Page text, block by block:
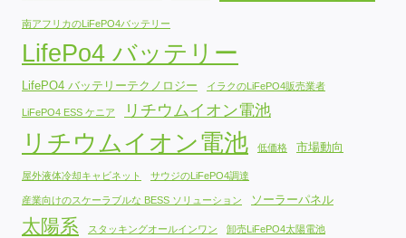
南アフリカのLiFePO4バッテリー
LifePo4 バッテリー
LifePO4 バッテリーテクノロジー イラクのLiFePO4販売業者
LiFePO4 ESS ケニア リチウムイオン電池
リチウムイオン電池 低価格 市場動向
屋外液体冷却キャビネット サウジのLiFePO4調達
産業向けのスケーラブルな BESS ソリューション ソーラーパネル
太陽系 スタッキングオールインワン 卸売LiFePO4太陽電池